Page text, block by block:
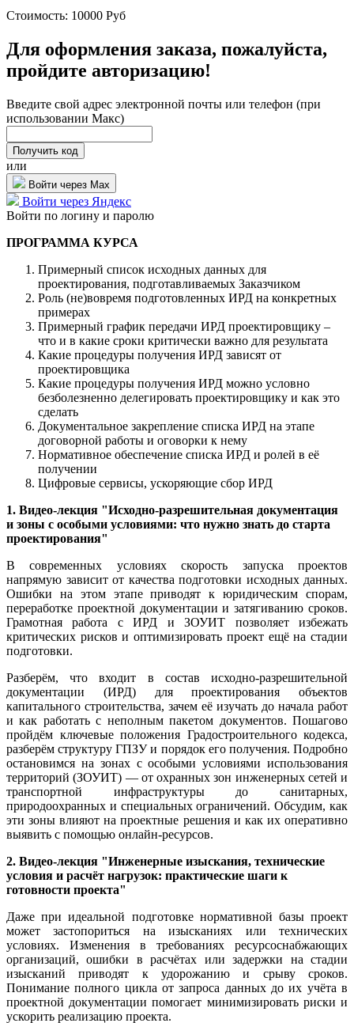
Стоимость: 10000 Руб
Для оформления заказа, пожалуйста,
пройдите авторизацию!
Введите свой адрес электронной почты или телефон (при
использовании Макс)
или
Войти через Max
Войти через Яндекс
Войти по логину и паролю
ПРОГРАММА КУРСА
Примерный список исходных данных для
проектирования, подготавливаемых Заказчиком
Роль (не)вовремя подготовленных ИРД на конкретных
примерах
Примерный график передачи ИРД проектировщику –
что и в какие сроки критически важно для результата
Какие процедуры получения ИРД зависят от
проектировщика
Какие процедуры получения ИРД можно условно
безболезненно делегировать проектировщику и как это
сделать
Документальное закрепление списка ИРД на этапе
договорной работы и оговорки к нему
Нормативное обеспечение списка ИРД и ролей в её
получении
Цифровые сервисы, ускоряющие сбор ИРД
1. Видео-лекция "Исходно-разрешительная документация
и зоны с особыми условиями: что нужно знать до старта
проектирования"
В современных условиях скорость запуска проектов
напрямую зависит от качества подготовки исходных данных.
Ошибки на этом этапе приводят к юридическим спорам,
переработке проектной документации и затягиванию сроков.
Грамотная работа с ИРД и ЗОУИТ позволяет избежать
критических рисков и оптимизировать проект ещё на стадии
подготовки.
Разберём, что входит в состав исходно-разрешительной
документации (ИРД) для проектирования объектов
капитального строительства, зачем её изучать до начала работ
и как работать с неполным пакетом документов. Пошагово
пройдём ключевые положения Градостроительного кодекса,
разберём структуру ГПЗУ и порядок его получения. Подробно
остановимся на зонах с особыми условиями использования
территорий (ЗОУИТ) — от охранных зон инженерных сетей и
транспортной инфраструктуры до санитарных,
природоохранных и специальных ограничений. Обсудим, как
эти зоны влияют на проектные решения и как их оперативно
выявить с помощью онлайн-ресурсов.
2. Видео-лекция "Инженерные изыскания, технические
условия и расчёт нагрузок: практические шаги к
готовности проекта"
Даже при идеальной подготовке нормативной базы проект
может застопориться на изысканиях или технических
условиях. Изменения в требованиях ресурсоснабжающих
организаций, ошибки в расчётах или задержки на стадии
изысканий приводят к удорожанию и срыву сроков.
Понимание полного цикла от запроса данных до их учёта в
проектной документации помогает минимизировать риски и
ускорить реализацию проекта.